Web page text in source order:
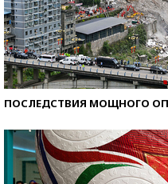
ПОСЛЕДСТВИЯ МОЩНОГО